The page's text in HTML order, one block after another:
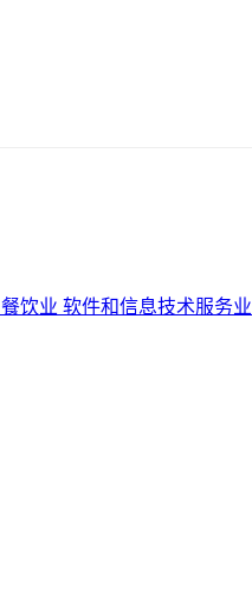
餐饮业 软件和信息技术服务业